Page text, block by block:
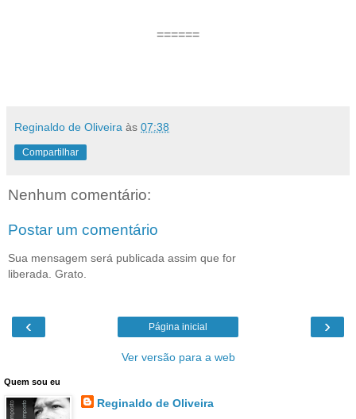
======
Reginaldo de Oliveira às 07:38
Compartilhar
Nenhum comentário:
Postar um comentário
Sua mensagem será publicada assim que for
liberada. Grato.
‹ ›
Página inicial
Ver versão para a web
Quem sou eu
Reginaldo de Oliveira